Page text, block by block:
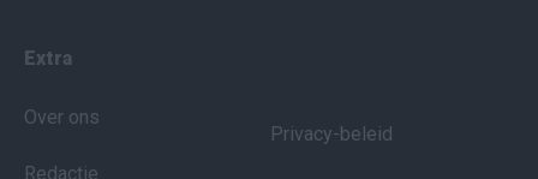
Extra
Over ons
Redactie
Privacy-beleid